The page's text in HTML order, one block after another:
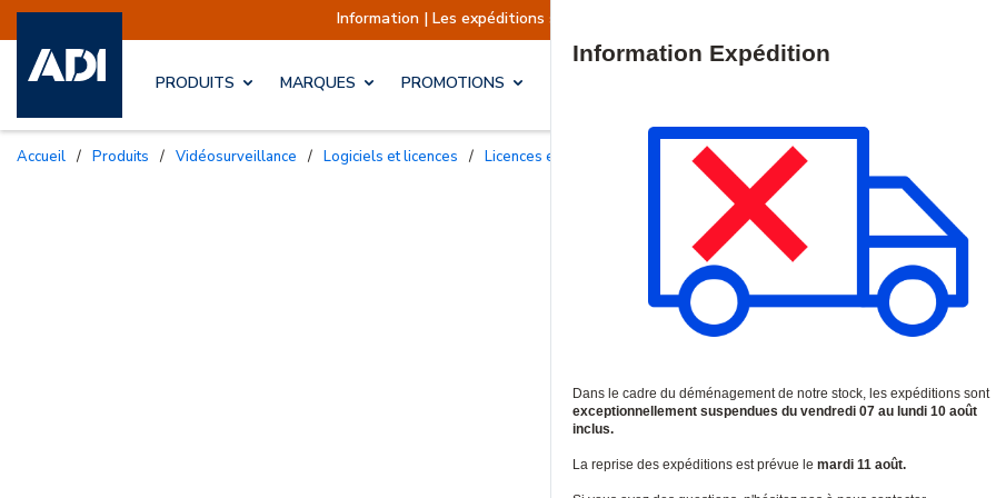
Information | Les expéditions sont actuellement suspendues Reprise prévue le mardi 11
PRODUITS MARQUES PROMOTIONS
Accueil / Produits / Vidéosurveillance / Logiciels et licences / Licences et garanties